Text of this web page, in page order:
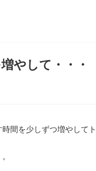
やして・・・
間を少しずつ増やしてト